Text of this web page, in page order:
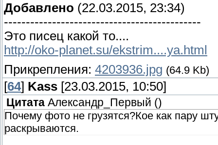
Добавлено (22.03.2015, 23:34)
---------------------------------------------
Это писец какой то....
http://oko-planet.su/ekstrim....ya.html
Прикрепления: 4203936.jpg (64.9 Kb)
[64] Kass [23.03.2015, 10:50]
Цитата Александр_Первый ()
Почему фото не грузятся?Кое как пару
раскрываются.